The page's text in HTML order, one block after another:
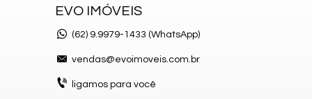
EVO IMÓVEIS
(62) 9.9979-1433 (WhatsApp)
vendas@evoimoveis.com.br
ligamos para você